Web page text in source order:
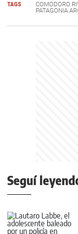
TAGS COMODORO
PATAGONIA
Seguí